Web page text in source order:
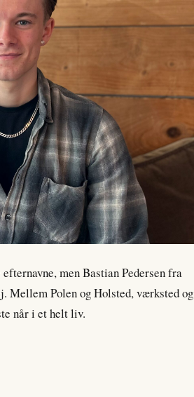
men Bastian Pedersen fra
Mellem Polen og Holsted, værksted og
når i et helt liv.